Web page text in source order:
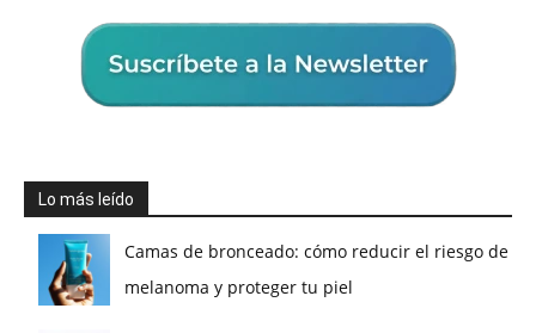
Lo más leído
Camas de bronceado: cómo reducir el riesgo de
melanoma y proteger tu piel